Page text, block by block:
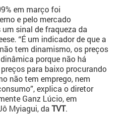
em março foi
e pelo mercado
sinal de fraqueza da
“É um indicador de que a
tem dinamismo, os preços
porque não há
para baixo procurando
não tem emprego, nem
explica o diretor
Ganz Lúcio, em
Myiagui, da TVT.